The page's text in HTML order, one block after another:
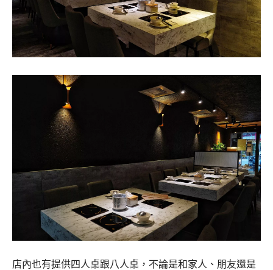
店內也有提供四人桌跟八人桌，不論是和家人、朋友還是